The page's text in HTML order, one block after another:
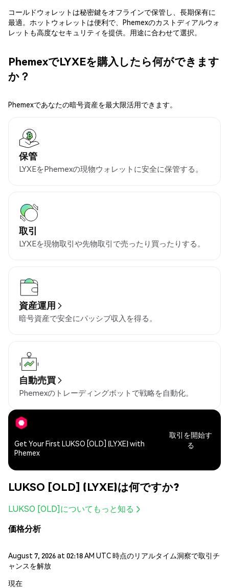
コールドウォレットは秘密鍵をオフラインで保管し、長期保有に
最適。ホットウォレットは便利で、Phemexのカストディアルウォ
レットも高度なセキュリティを提供。用途に合わせて選択。
PhemexでLYXEを購入したら何ができます
か？
Phemexであなたの暗号資産を最大限活用できます。
保管
LYXEをPhemexの現物ウォレットに安全に保管する。
取引
LYXEを現物取引や先物取引で売ったり買ったりする。
資産運用
暗号資産で安全にパッシブ収入を得る。
自動売買
Phemexのトレーディングボットで戦略を自動化。
Get Your First LUKSO [OLD] (LYXE) with
Phemex
取引を開始す
る
LUKSO [OLD] (LYXE)は何ですか?
LUKSO [OLD]についてもっと知る
価格分析
August 7, 2026 at 02:18 AM UTC 時点のリアルタイム洞察で取引チ
ャンスを解放
現在